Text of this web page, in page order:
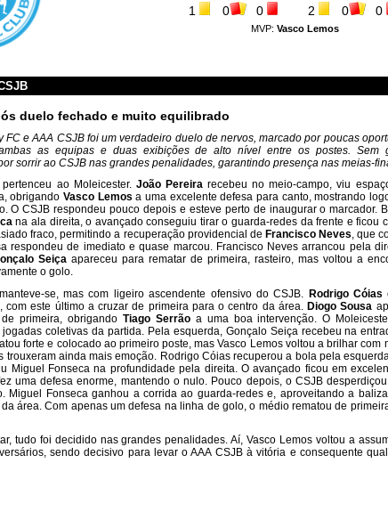
1 0 0 2 0 0
MVP: Vasco Lemos
duelo fechado e muito equilibrado
FC e AAA CSJB foi um verdadeiro duelo de nervos, marcado por poucas
as equipas e duas exibições de alto nível entre os postes. Sem
sorrir ao CSJB nas grandes penalidades, garantindo presença nas meias-
ao Moleicester. João Pereirarecebeu no meio-campo, viu
obrigando Vasco Lemos a uma excelente defesa para canto, mostrando
O CSJB respondeu pouco depois e esteve perto de inaugurar o marcador.
na ala direita, o avançado conseguiu tirar o guarda-redes da frente e ficou
fraco, permitindo a recuperação providencial de Francisco Neves, que
respondeu de imediato e quase marcou. Francisco Neves arrancou pela
Seiça apareceu para rematar de primeira, rasteiro, mas voltou a
o golo.
se, mas com ligeiro ascendente ofensivo do CSJB. Rodrigo Cóias
com este último a cruzar de primeira para o centro da área.Diogo Sousa
primeira, obrigandoTiago Serrãoa uma boa intervenção. O
coletivas da partida. Pela esquerda, Gonçalo Seiça recebeu na
forte e colocado ao primeiro poste, mas Vasco Lemos voltou a brilhar com
trouxeram ainda mais emoção. Rodrigo Cóias recuperou a bola pela
Miguel Fonseca na profundidade pela direita. O avançado ficou em
uma defesa enorme, mantendo o nulo. Pouco depois, o CSJB
Miguel Fonseca ganhou a corrida ao guarda-redes e, aproveitando a baliza
área. Com apenas um defesa na linha de golo, o médio rematou de
tudo foi decidido nas grandes penalidades. Aí, Vasco Lemos voltou a
sendo decisivo para levar o AAA CSJB à vitória e consequente